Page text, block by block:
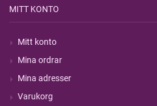
MITT KONTO
Mitt konto
Mina ordrar
Mina adresser
Varukorg